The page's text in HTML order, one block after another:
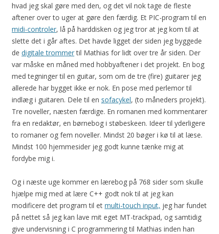
hvad jeg skal gøre med den, og det vil nok tage de fleste
aftener over to uger at gøre den færdig. Et PIC-program til en
midi-controler, lå på harddisken og jeg tror at jeg kom til at
slette det i går aftes. Det havde ligget der siden jeg byggede
de digitale trommertil Mathias for lidt over tre år siden. Der
var måske en måned med hobbyaftener i det projekt. En bog
med tegninger til en guitar, som om de tre (fire) guitarer jeg
allerede har bygget ikke er nok. En pose med perlemor til
indlæg i guitaren. Dele til en sofacykel, (to måneders projekt).
Tre noveller, næsten færdige. En romanen med kommentarer
fra en redaktør, en børnebog i støbeskeen. Ideer til yderligere
to romaner og fem noveller. Mindst 20 bøger i kø til at læse.
Mindst 100 hjemmesider jeg godt kunne tænke mig at
fordybe mig i.
Og i næste uge kommer en lærebog på 768 sider som skulle
hjælpe mig med at lære C++ godt nok til at jeg kan
modificere det program til et multi-touch input, jeg har fundet
på nettet så jeg kan lave mit eget MT-trackpad, og samtidig
give undervisning i C programmering til Mathias inden han